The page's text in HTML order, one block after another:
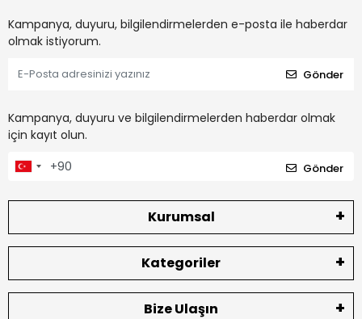
Kampanya, duyuru, bilgilendirmelerden e-posta ile haberdar
olmak istiyorum.
Gönder
Kampanya, duyuru ve bilgilendirmelerden haberdar olmak
için kayıt olun.
Gönder
Kurumsal
Kategoriler
Bize Ulaşın